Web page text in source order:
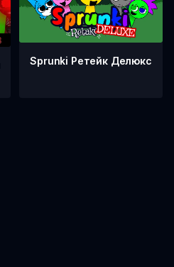
Sprunki Ретейк Делюкс